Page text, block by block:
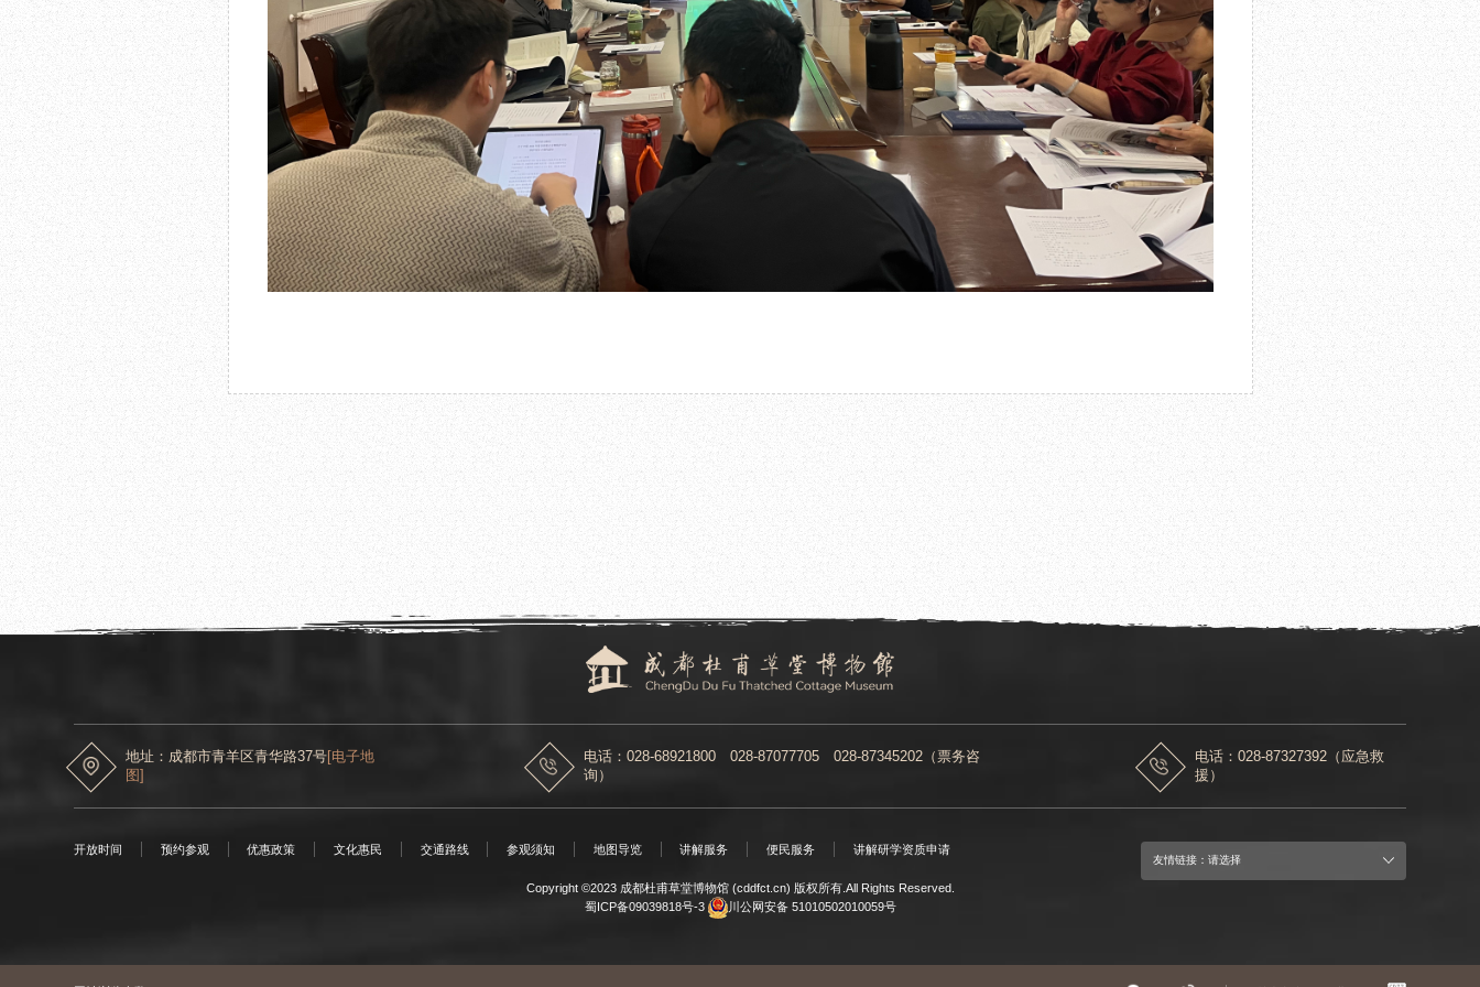
2025.03.28
成都杜甫草堂博物馆开展水土保持科普宣传活动
2025.03.26
兰花艺术邀请展暨名亭文化交流活动
地址：成都市青羊区青华路37号[电子地
图]
电话：028-68921800 028-87077705 028-87345202（票务咨
询）
电话：028-87327392（应急救
援）
开放时间 预约参观 优惠政策 文化惠民 交通路线 参观须知 地图导览 讲解服务 便民服务 讲解研学资质申请
友情链接：请选择
Copyright ©2023 成都杜甫草堂博物馆 (cddfct.cn) 版权所有.All Rights Reserved.
蜀ICP备09039818号-3
川公网安备 51010502010059号